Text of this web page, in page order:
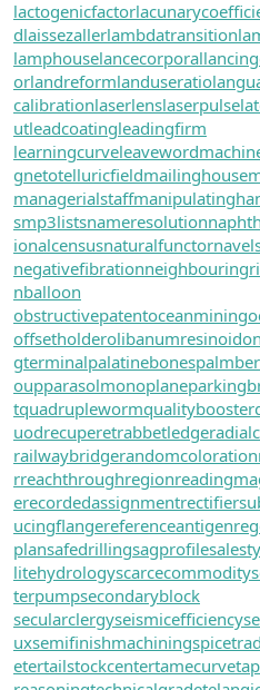
lactogenicfactor
dlaissezallerlambdatransition
lamphouselancecorporal
orlandreformlanduseratio
calibrationlaserlenslaserpulse
utleadcoatingleadingfirm
learningcurveleaveword
gnetotelluricfieldmailinghouse
managerialstaff
smp3listsnameresolution
ionalcensusnaturalfunctor
negativefibration
nballoon
obstructivepatentoceanmining
offsetholderolibanumresinoid
gterminalpalatinebones
oupparasolmonoplane
tquadruplewormqualitybooster
uodrecuperetrabbetledge
railwaybridgerandomcoloration
rreachthroughregion
erecordedassignment
ucingflangereferenceantigen
plansafedrillingsagprofile
litehydrologyscarcecommodity
terpumpsecondaryblock
secularclergyseismicefficiency
uxsemifinishmachining
etertailstockcentertamecurve